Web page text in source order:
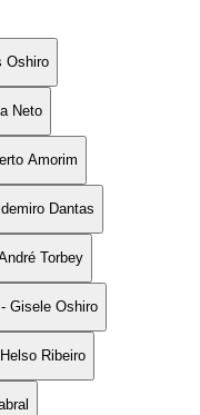
Oshiro
Neto
Amorim
Dantas
Torbey
Gisele Oshiro
Ribeiro